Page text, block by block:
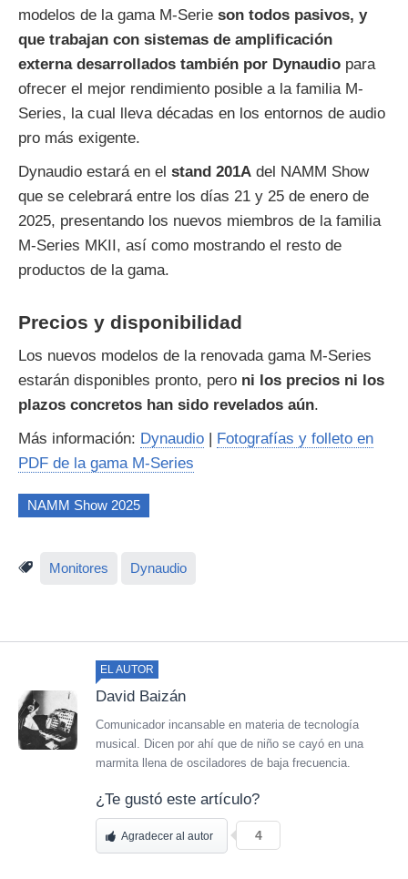
modelos de la gama M-Serie son todos pasivos, y
que trabajan con sistemas de amplificación
externa desarrollados también por Dynaudio para
ofrecer el mejor rendimiento posible a la familia M-
Series, la cual lleva décadas en los entornos de audio
pro más exigente.
Dynaudio estará en el stand 201A del NAMM Show
que se celebrará entre los días 21 y 25 de enero de
2025, presentando los nuevos miembros de la familia
M-Series MKII, así como mostrando el resto de
productos de la gama.
Precios y disponibilidad
Los nuevos modelos de la renovada gama M-Series
estarán disponibles pronto, pero ni los precios ni los
plazos concretos han sido revelados aún.
Más información: Dynaudio | Fotografías y folleto en
PDF de la gama M-Series
NAMM Show 2025
Monitores Dynaudio
EL AUTOR
David Baizán
Comunicador incansable en materia de tecnología
musical. Dicen por ahí que de niño se cayó en una
marmita llena de osciladores de baja frecuencia.
¿Te gustó este artículo?
Agradecer al autor 4